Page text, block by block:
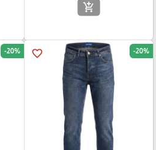
add_shopping_cart
favorite_border -20%
-20%